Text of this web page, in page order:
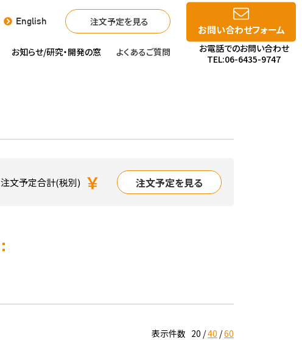
English 注文予定を見る
お知らせ/研究・開発の窓 よくあるご質問
お問い合わせフォーム
お電話でのお問い合わせ
TEL:06-6435-9747
注文予定合計(税別) ￥ 注文予定を見る
表示件数 20 40 60